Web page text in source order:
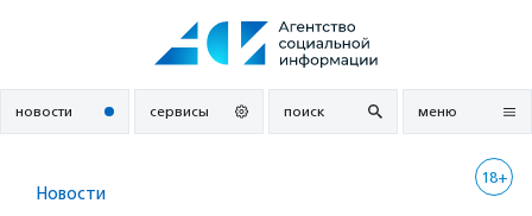
новости сервисы поиск меню
18+
Новости